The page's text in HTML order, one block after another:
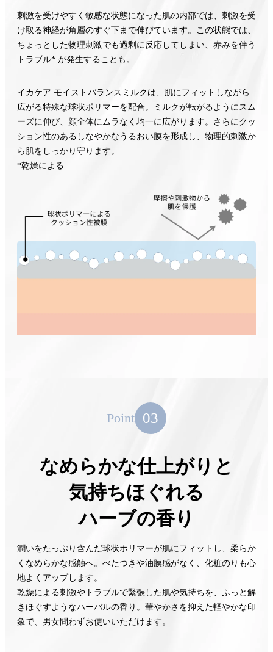
刺激を受けやすく敏感な状態になった肌の内部では、刺激を受
け取る神経が角層のすぐ下まで伸びています。この状態では、
ちょっとした物理刺激でも過剰に反応してしまい、赤みを伴う
トラブル* が発生することも。
イカケア モイストバランスミルクは、肌にフィットしながら
広がる特殊な球状ポリマーを配合。ミルクが転がるようにスム
ーズに伸び、顔全体にムラなく均一に広がります。さらにクッ
ション性のあるしなやかなうるおい膜を形成し、物理的刺激か
ら肌をしっかり守ります。
*乾燥による
Point 03
なめらかな仕上がりと
気持ちほぐれる
ハーブの香り
潤いをたっぷり含んだ球状ポリマーが肌にフィットし、柔らか
くなめらかな感触へ。べたつきや油膜感がなく、化粧のりも心
地よくアップします。
乾燥による刺激やトラブルで緊張した肌や気持ちを、ふっと解
きほぐすようなハーバルの香り。華やかさを抑えた軽やかな印
象で、男女問わずお使いいただけます。